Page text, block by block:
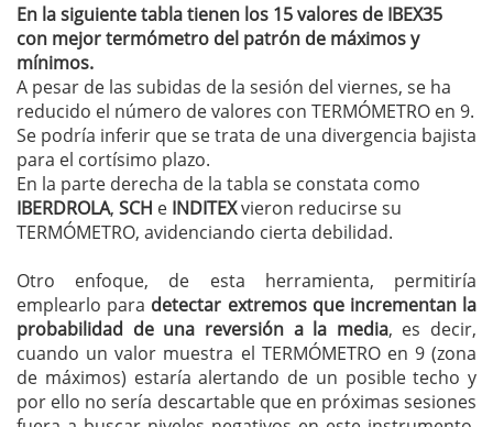
En la siguiente tabla tienen los 15 valores de IBEX35
con mejor termómetro del patrón de máximos y
mínimos.
A pesar de las subidas de la sesión del viernes, se ha
reducido el número de valores con TERMÓMETRO en 9.
Se podría inferir que se trata de una divergencia bajista
para el cortísimo plazo.
En la parte derecha de la tabla se constata como
IBERDROLA, SCH e INDITEXvieron reducirse su
TERMÓMETRO, avidenciando cierta debilidad.
Otro enfoque, de esta herramienta, permitiría
emplearlo para detectar extremos que incrementan la
probabilidad de una reversión a la media, es decir,
cuando un valor muestra el TERMÓMETRO en 9 (zona
de máximos) estaría alertando de un posible techo y
por ello no sería descartable que en próximas sesiones